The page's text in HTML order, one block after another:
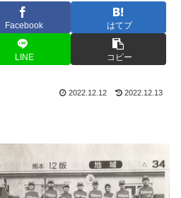
Facebook はてブ
LINE コピー
2022.12.12 2022.12.13